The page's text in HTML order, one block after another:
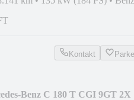
Kontakt
Benz C 180 T CGI 9GT 2X